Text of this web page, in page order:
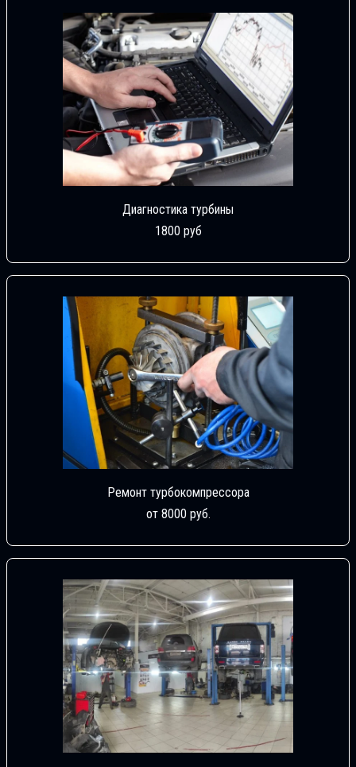
Диагностика турбины
1800 руб
Ремонт турбокомпрессора
от 8000 руб.